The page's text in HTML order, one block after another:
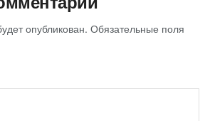
опубликован. Обязательные поля